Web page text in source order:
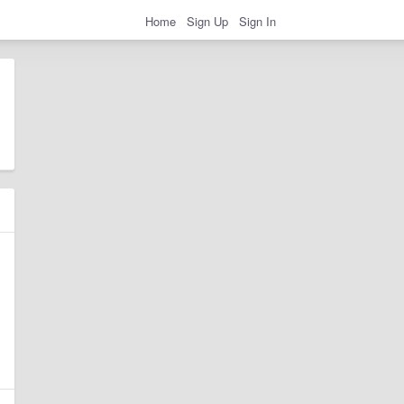
Home Sign Up Sign In